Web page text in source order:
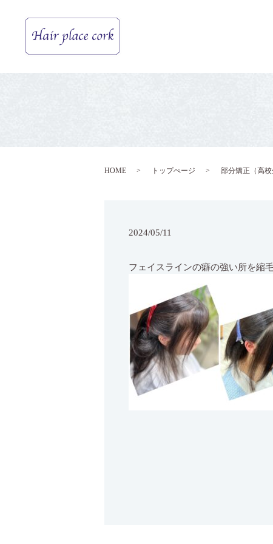
HOME トップぺージ 部分矯正（高校
2024/05/11
フェイスラインの癖の強い所を縮